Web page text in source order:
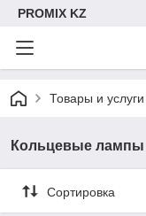
PROMIX KZ
Товары и услуги
Кольцевые лампы
Сортировка